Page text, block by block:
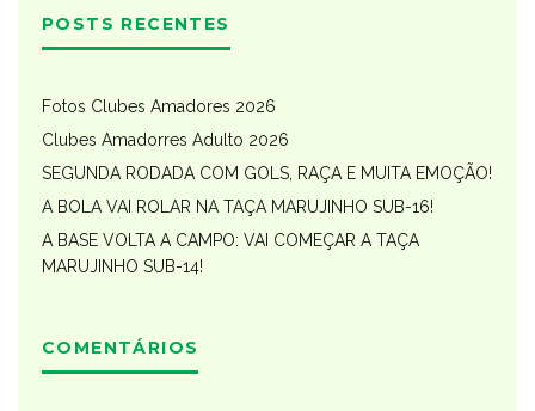
POSTS RECENTES
Fotos Clubes Amadores 2026
Clubes Amadorres Adulto 2026
SEGUNDA RODADA COM GOLS, RAÇA E MUITA EMOÇÃO!
A BOLA VAI ROLAR NA TAÇA MARUJINHO SUB-16!
A BASE VOLTA A CAMPO: VAI COMEÇAR A TAÇA
MARUJINHO SUB-14!
COMENTÁRIOS